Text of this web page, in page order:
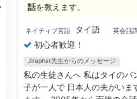
話を教えます。
ネイティブ言語 タイ語 英会話
初心者歓迎！
Jiraphat先生からのメッセージ
私の生徒さんへ 私はタイの
子が一人で 日本人の夫がい